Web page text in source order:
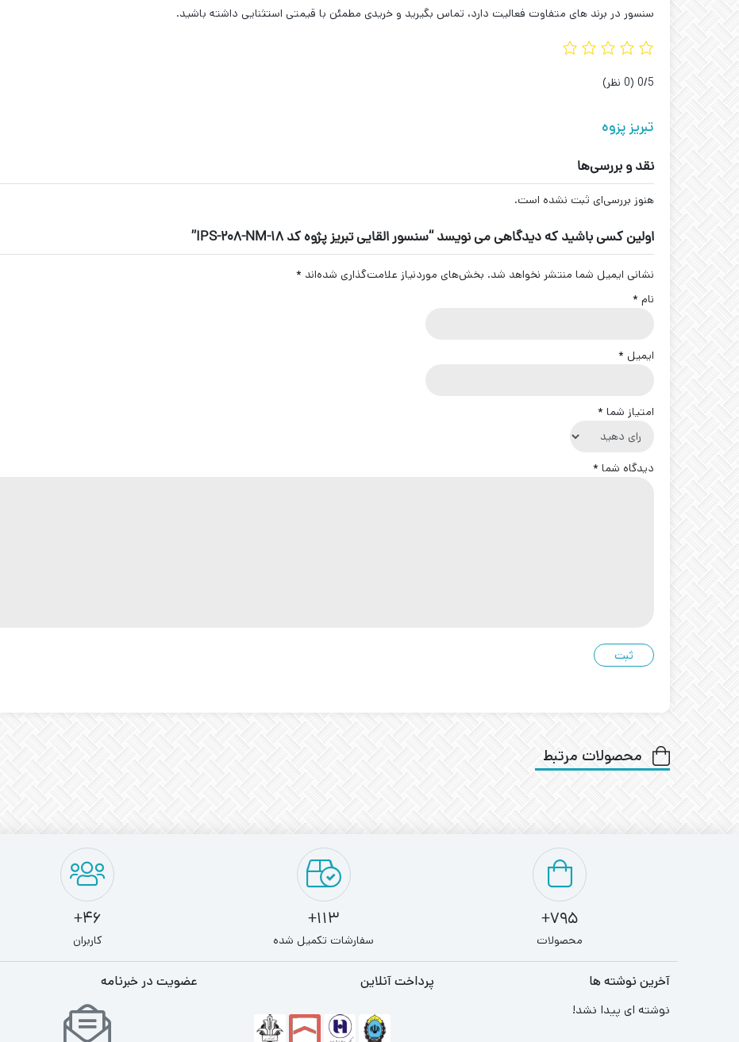
سنسور در برند های متفاوت فعالیت دارد، تماس بگیرید و خریدی مطمئن با قیمتی استثنایی داشته باشید.
‫0/5 ‫(0 نظر)
تبریز پزوه
نقد و بررسی‌ها
هنوز بررسی‌ای ثبت نشده است.
اولین کسی باشید که دیدگاهی می نویسد “سنسور القایی تبریز پژوه کد IPS-208-NM-18”
نشانی ایمیل شما منتشر نخواهد شد. بخش‌های موردنیاز علامت‌گذاری شده‌اند *
نام *
ایمیل *
امتیاز شما *
دیدگاه شما *
محصولات مرتبط
795+
محصولات
113+
سفارشات تکمیل شده
46+
کاربران
آخرین نوشته ها
نوشته ای پیدا نشد!
پرداخت آنلاین عضویت در خبرنامه